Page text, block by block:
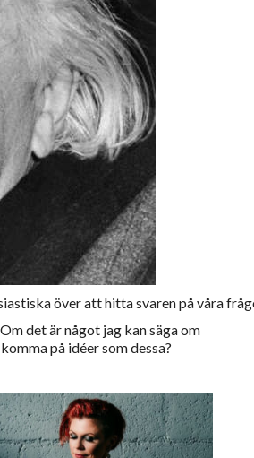
över att hitta svaren på våra
det är något jag kan säga om
på idéer som dessa?